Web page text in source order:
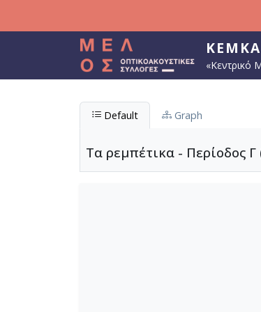
ΚΕΜΚΑ
«Κεντρικό
Default Graph
Τα ρεμπέτικα - Περίοδος